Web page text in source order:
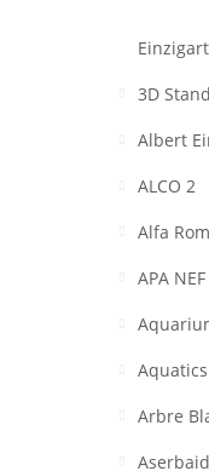
3D Stand
Albert
ALCO 2
Alfa
APA NEF
Arbre